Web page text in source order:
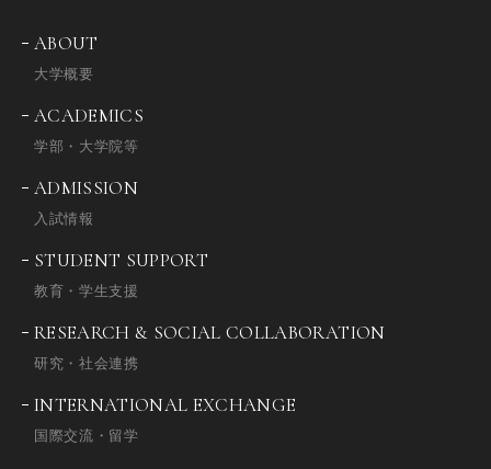
ABOUT
大学概要
ACADEMICS
学部・大学院等
ADMISSION
入試情報
STUDENT SUPPORT
教育・学生支援
RESEARCH & SOCIAL COLLABORATION
研究・社会連携
INTERNATIONAL EXCHANGE
国際交流・留学